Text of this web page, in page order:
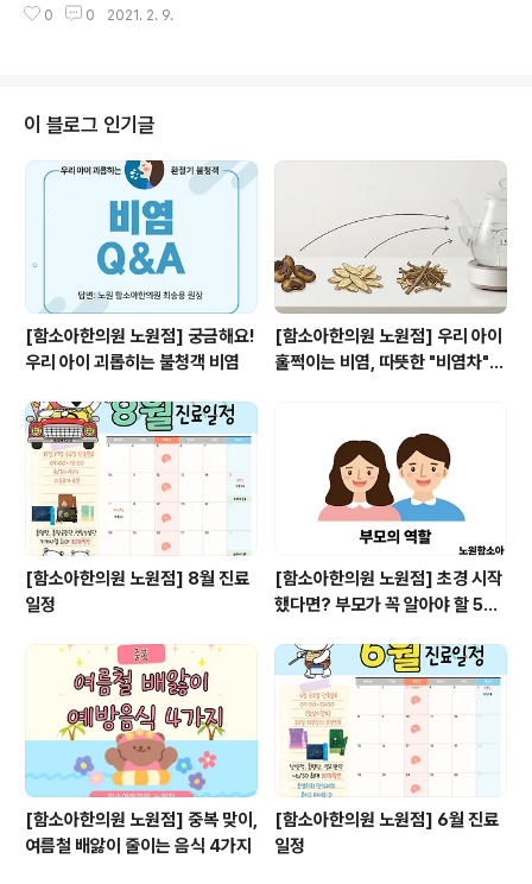
5 cm 남자아이 예상키 계산법 을 적용하면 ..
지는 시간이 될 수 있으면 좋겠습니다^^ 오늘은 건강한 설
소화불량, 변비 등 전반적인 배앓이 증상에 사용되어 탈이
나거나 가스가 찰 때, 과식 후 속이 불편할 때 처방합니다. "
외출 후에 찬 바람을 쐬고, 감기 기운이 있어요 " ▶ 쌍화련
연조엑스(닥터콜) 처방 찬 바람을 맞고 감기 증상을 보이거
나 미열이 느껴지고, 몸살기가 있을 때 처방합니다. " 찬 음
식을 먹거나 찬 바람을..
0 0 2021. 2. 9.
이 블로그 인기글
[함소아한의원 노원점] 궁금해요!
우리 아이 괴롭히는 불청객 비염
[함소아한의원 노원점] 우리 아이
훌쩍이는 비염, 따뜻한 "비염차"로
[함소아한의원 노원점] 8월 진료
일정
[함소아한의원 노원점] 초경 시작
했다면? 부모가 꼭 알아야 할 5가
[함소아한의원 노원점] 중복 맞이,
여름철 배앓이 줄이는 음식 4가지
[함소아한의원 노원점] 6월 진료
일정